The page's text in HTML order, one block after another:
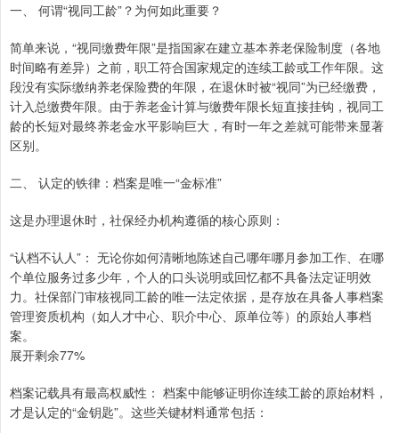
一、 何谓“视同工龄”？为何如此重要？
简单来说，“视同缴费年限”是指国家在建立基本养老保险制度（各地
时间略有差异）之前，职工符合国家规定的连续工龄或工作年限。这
段没有实际缴纳养老保险费的年限，在退休时被“视同”为已经缴费，
计入总缴费年限。由于养老金计算与缴费年限长短直接挂钩，视同工
龄的长短对最终养老金水平影响巨大，有时一年之差就可能带来显著
区别。
二、 认定的铁律：档案是唯一“金标准”
这是办理退休时，社保经办机构遵循的核心原则：
“认档不认人”： 无论你如何清晰地陈述自己哪年哪月参加工作、在哪
个单位服务过多少年，个人的口头说明或回忆都不具备法定证明效
力。社保部门审核视同工龄的唯一法定依据，是存放在具备人事档案
管理资质机构（如人才中心、职介中心、原单位等）的原始人事档
案。
展开剩余77%
档案记载具有最高权威性： 档案中能够证明你连续工龄的原始材料，
才是认定的“金钥匙”。这些关键材料通常包括：